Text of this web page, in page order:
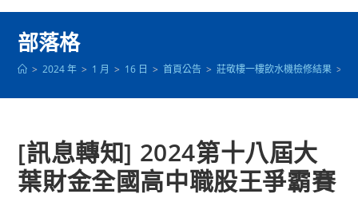
部落格
> 2024 年 > 1 月 > 16 日 > 首頁公告 > 莊敬樓一樓飲水機檢修結果 >
[訊息轉知] 2024第十八屆大
葉財金全國高中職股王爭霸賽